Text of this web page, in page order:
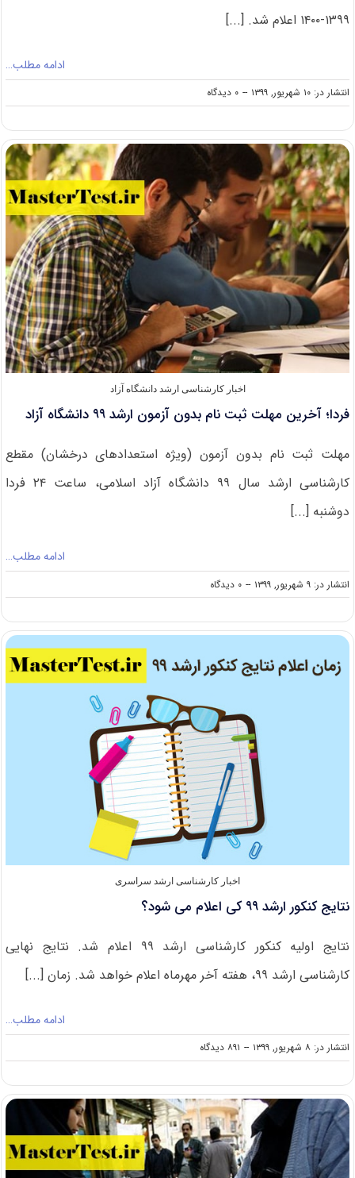
۱۳۹۹-۱۴۰۰ اعلام شد. [...]
ادامه مطلب…
انتشار در: ۱۰ شهریور, ۱۳۹۹ -- ۰ دیدگاه
on
اعلام
پذیرش
بدون
کارشناسی
ارشد
۹۹
دانشگاه
تبریز
اخبار کارشناسی ارشد دانشگاه آزاد
فردا؛ آخرین مهلت ثبت نام بدون آزمون ارشد ۹۹ دانشگاه آزاد
مهلت ثبت نام بدون آزمون (ویژه استعدادهای درخشان) مقطع
کارشناسی ارشد سال ۹۹ دانشگاه آزاد اسلامی، ساعت ۲۴ فردا
دوشنبه [...]
ادامه مطلب…
انتشار در: ۹ شهریور, ۱۳۹۹ -- ۰ دیدگاه
on
فردا؛
مهلت
نام
بدون
ارشد
۹۹
دانشگاه
آزاد
اخبار کارشناسی ارشد سراسری
نتایج کنکور ارشد ۹۹ کی اعلام می شود؟
نتایج اولیه کنکور کارشناسی ارشد ۹۹ اعلام شد. نتایج نهایی
کارشناسی ارشد ۹۹، هفته آخر مهرماه اعلام خواهد شد. زمان [...]
ادامه مطلب…
انتشار در: ۸ شهریور, ۱۳۹۹ -- ۸۹۱ دیدگاه
on
نتایج
ارشد
۹۹
کی
اعلام
می
شود؟